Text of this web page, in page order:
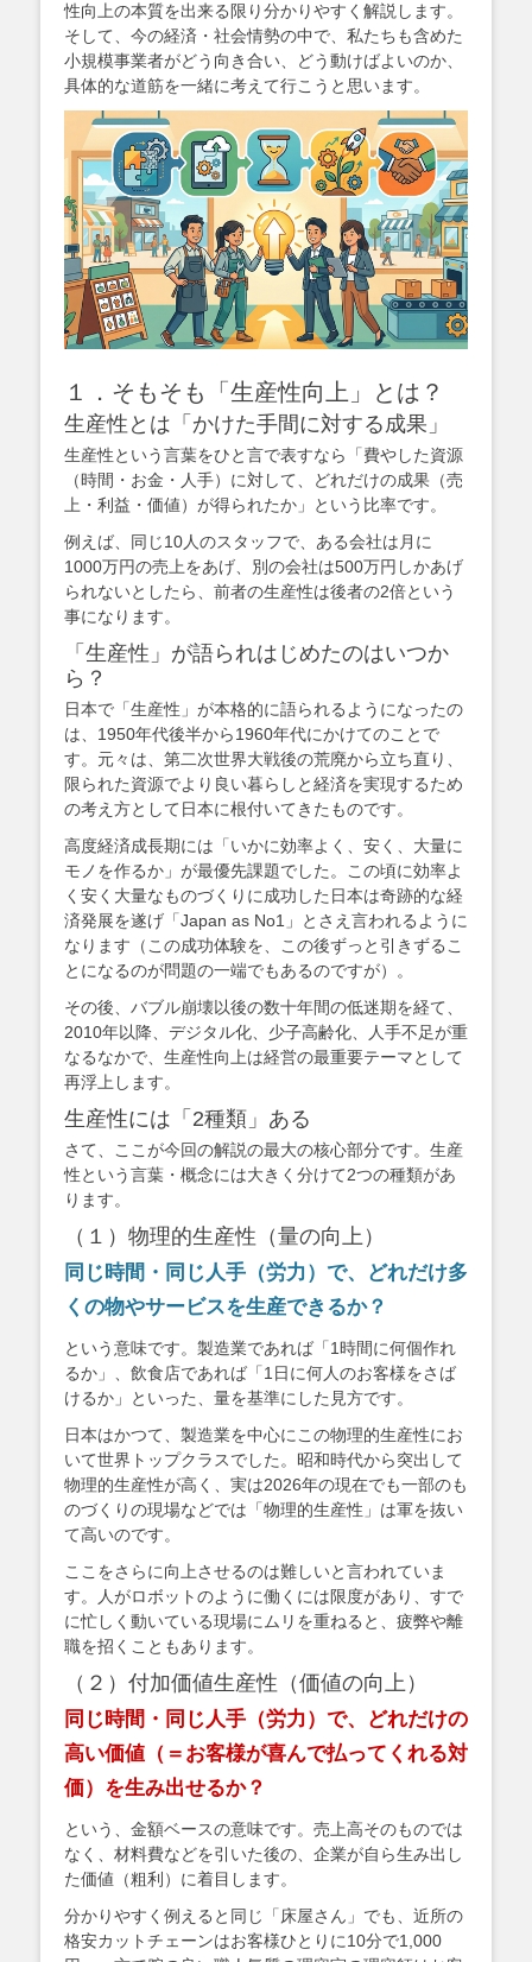
性向上の本質を出来る限り分かりやすく解説します。
そして、今の経済・社会情勢の中で、私たちも含めた
小規模事業者がどう向き合い、どう動けばよいのか、
具体的な道筋を一緒に考えて行こうと思います。
１．そもそも「生産性向上」とは？
生産性とは「かけた手間に対する成果」
生産性という言葉をひと言で表すなら「費やした資源
（時間・お金・人手）に対して、どれだけの成果（売
上・利益・価値）が得られたか」という比率です。
例えば、同じ10人のスタッフで、ある会社は月に
1000万円の売上をあげ、別の会社は500万円しかあげ
られないとしたら、前者の生産性は後者の2倍という
事になります。
「生産性」が語られはじめたのはいつか
ら？
日本で「生産性」が本格的に語られるようになったの
は、1950年代後半から1960年代にかけてのことで
す。元々は、第二次世界大戦後の荒廃から立ち直り、
限られた資源でより良い暮らしと経済を実現するため
の考え方として日本に根付いてきたものです。
高度経済成長期には「いかに効率よく、安く、大量に
モノを作るか」が最優先課題でした。この頃に効率よ
く安く大量なものづくりに成功した日本は奇跡的な経
済発展を遂げ「Japan as No1」とさえ言われるように
なります（この成功体験を、この後ずっと引きずるこ
とになるのが問題の一端でもあるのですが）。
その後、バブル崩壊以後の数十年間の低迷期を経て、
2010年以降、デジタル化、少子高齢化、人手不足が重
なるなかで、生産性向上は経営の最重要テーマとして
再浮上します。
生産性には「2種類」ある
さて、ここが今回の解説の最大の核心部分です。生産
性という言葉・概念には大きく分けて2つの種類があ
ります。
（１）物理的生産性（量の向上）
同じ時間・同じ人手（労力）で、どれだけ多
くの物やサービスを生産できるか？
という意味です。製造業であれば「1時間に何個作れ
るか」、飲食店であれば「1日に何人のお客様をさば
けるか」といった、量を基準にした見方です。
日本はかつて、製造業を中心にこの物理的生産性にお
いて世界トップクラスでした。昭和時代から突出して
物理的生産性が高く、実は2026年の現在でも一部のも
のづくりの現場などでは「物理的生産性」は軍を抜い
て高いのです。
ここをさらに向上させるのは難しいと言われていま
す。人がロボットのように働くには限度があり、すで
に忙しく動いている現場にムリを重ねると、疲弊や離
職を招くこともあります。
（２）付加価値生産性（価値の向上）
同じ時間・同じ人手（労力）で、どれだけの
高い価値（＝お客様が喜んで払ってくれる対
価）を生み出せるか？
という、金額ベースの意味です。売上高そのものでは
なく、材料費などを引いた後の、企業が自ら生み出し
た価値（粗利）に着目します。
分かりやすく例えると同じ「床屋さん」でも、近所の
格安カットチェーンはお客様ひとりに10分で1,000